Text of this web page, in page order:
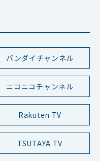
バンダイチャンネル
ニコニコチャンネル
Rakuten TV
TSUTAYA TV